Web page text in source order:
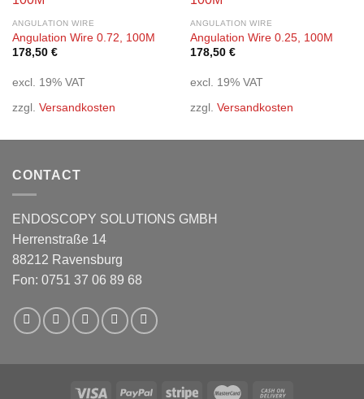
ANGULATION WIRE
Angulation Wire 0.72, 100M
178,50 €
excl. 19% VAT
zzgl. Versandkosten
ANGULATION WIRE
Angulation Wire 0.25, 100M
178,50 €
excl. 19% VAT
zzgl. Versandkosten
CONTACT
ENDOSCOPY SOLUTIONS GMBH
Herrenstraße 14
88212 Ravensburg
Fon: 0751 37 06 89 68